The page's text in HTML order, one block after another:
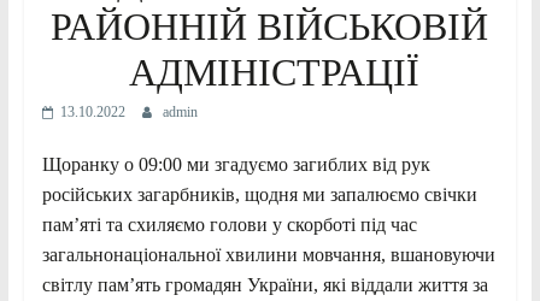
РАЙОННІЙ ВІЙСЬКОВІЙ
АДМІНІСТРАЦІЇ
13.10.2022 admin
Щоранку о 09:00 ми згадуємо загиблих від рук
російських загарбників, щодня ми запалюємо свічки
пам’яті та схиляємо голови у скорботі під час
загальнонаціональної хвилини мовчання, вшановуючи
світлу пам’ять громадян України, які віддали життя за